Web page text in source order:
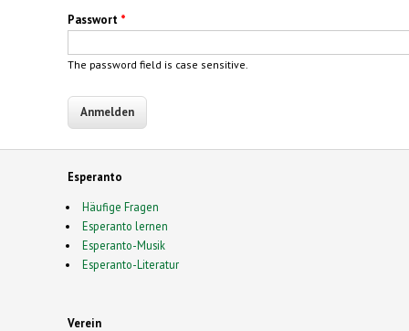
Passwort *
The password field is case sensitive.
Esperanto
Häufige Fragen
Esperanto lernen
Esperanto-Musik
Esperanto-Literatur
Verein